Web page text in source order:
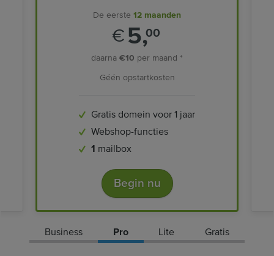
De eerste 12 maanden
€5,00
daarna €10 per maand *
Géén opstartkosten
Gratis domein voor 1 jaar
Webshop-functies
1 mailbox
Begin nu
Business Pro Lite Gratis